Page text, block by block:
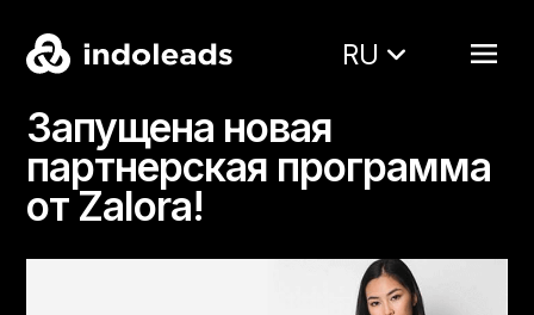
RU
Запущена новая
партнерская программа
от Zalora!